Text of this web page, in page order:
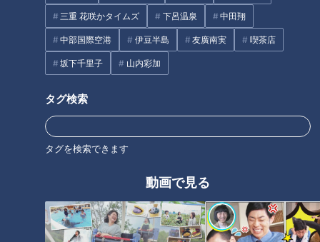
三重 花咲かタイムズ 下呂温泉 中田翔
中部国際空港 伊豆半島 友廣南実 喫茶店
坂下千里子 山内彩加
タグ検索
タグを検索できます
動画で見る
甘めのタレがご飯との相性抜群！“とにかく高コスパ”なのがラ
ンクインした理由とのこと。